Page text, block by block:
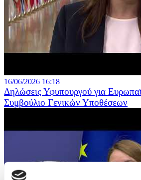
16/06/2026 16:18
Δηλώσεις Υφυπουργού για
Συμβούλιο Γενικών Υποθέσεων